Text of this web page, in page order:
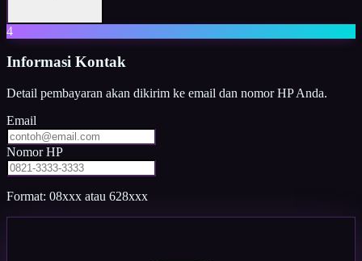
4
Informasi Kontak
Detail pembayaran akan dikirim ke email dan nomor HP Anda.
Email
Nomor HP
Format: 08xxx atau 628xxx